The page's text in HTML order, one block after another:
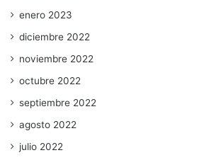
enero 2023
diciembre 2022
noviembre 2022
octubre 2022
septiembre 2022
agosto 2022
julio 2022